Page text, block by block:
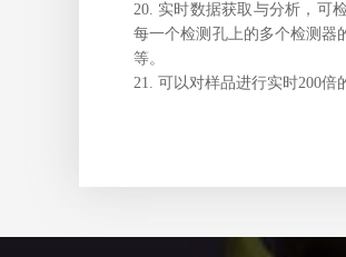
20. 实时数据获取与分析，可
每一个检测孔上的多个检测器
等。
21. 可以对样品进行实时200倍